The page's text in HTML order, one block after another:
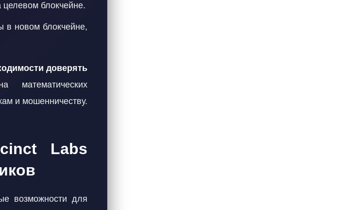
целевом блокчейне.
в новом блокчейне,
доверять
и мошенничеству.
Labs
возможности для